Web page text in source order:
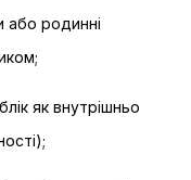
або родинні
як внутрішньо